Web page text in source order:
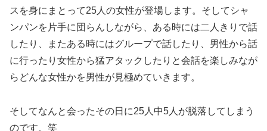
スを身にまとって25人の女性が登場します。そしてシャ
ンパンを片手に団らんしながら、ある時には二人きりで話
したり、またある時にはグループで話したり、男性から話
に行ったり女性から猛アタックしたりと会話を楽しみなが
らどんな女性かを男性が見極めていきます。
そしてなんと会ったその日に25人中5人が脱落してしまう
のです。笑